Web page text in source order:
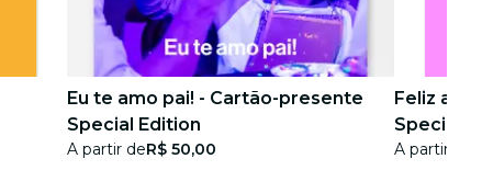
Eu te amo pai! - Cartão-presente
Special Edition
A partir deR$ 50,00
Feliz
Special
A partir de